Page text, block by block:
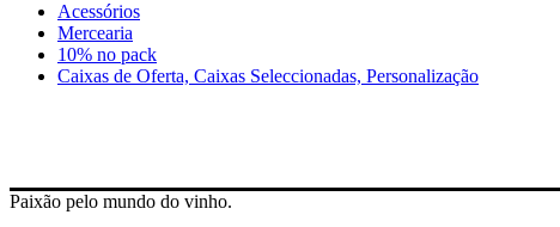
Acessórios
Mercearia
10% no pack
Caixas de Oferta, Caixas Seleccionadas, Personalização
Paixão pelo mundo do vinho.